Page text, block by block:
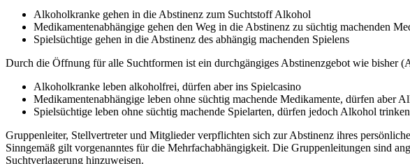
Alkoholkranke gehen in die Abstinenz zum Suchtstoff Alkohol
Medikamentenabhängige gehen den Weg in die Abstinenz zu süchtig machenden
Spielsüchtige gehen in die Abstinenz des abhängig machenden Spielens
Durch die Öffnung für alle Suchtformen ist ein durchgängiges Abstinenzgebot wie bisher
Alkoholkranke leben alkoholfrei, dürfen aber ins Spielcasino
Medikamentenabhängige leben ohne süchtig machende Medikamente, dürfen aber
Spielsüchtige leben ohne süchtig machende Spielarten, dürfen jedoch Alkohol trinken
Gruppenleiter, Stellvertreter und Mitglieder verpflichten sich zur Abstinenz ihres
Sinngemäß gilt vorgenanntes für die Mehrfachabhängigkeit. Die Gruppenleitungen sind
Suchtverlagerung hinzuweisen.